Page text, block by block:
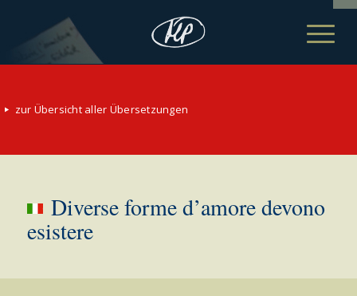
zur Übersicht aller Übersetzungen
Diverse forme d’amore devono
esistere